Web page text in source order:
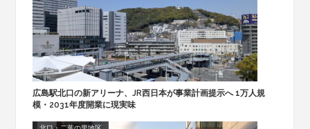
広島駅北口の新アリーナ、JR西日本が事業計画提示へ 1万人規
模・2031年度開業に現実味